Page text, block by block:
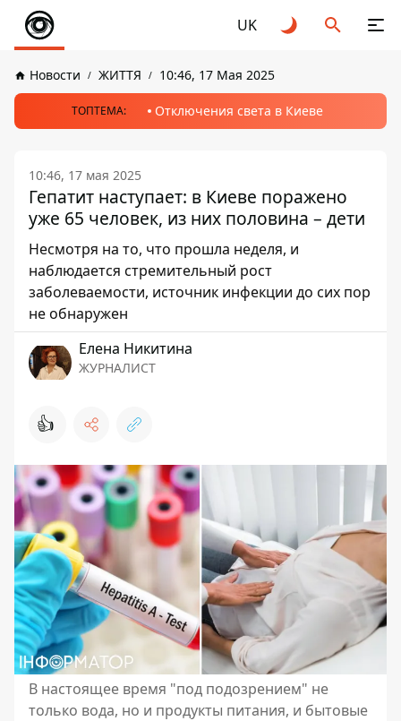
UK
Новости ЖИТТЯ 10:46, 17 Мая 2025
ТОПТЕМА: Отключения света в Киеве
10:46, 17 мая 2025
Гепатит наступает: в Киеве поражено
уже 65 человек, из них половина – дети
Несмотря на то, что прошла неделя, и
наблюдается стремительный рост
заболеваемости, источник инфекции до сих пор
не обнаружен
Елена Никитина
ЖУРНАЛИСТ
👍
В настоящее время "под подозрением" не
только вода, но и продукты питания, и бытовые